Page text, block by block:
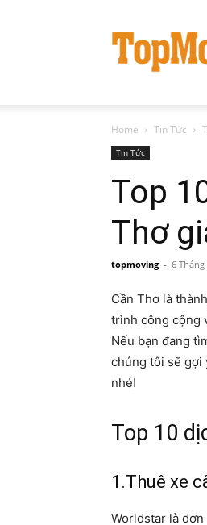
Home Tin Tức
Tin Tức
Top
Thơ
topmoving - 6 Tháng
Cần Thơ là
trình công cộng
Nếu bạn đang
chúng tôi sẽ gợi
nhé!
Top 10
1.Thuê xe
Worldstar là